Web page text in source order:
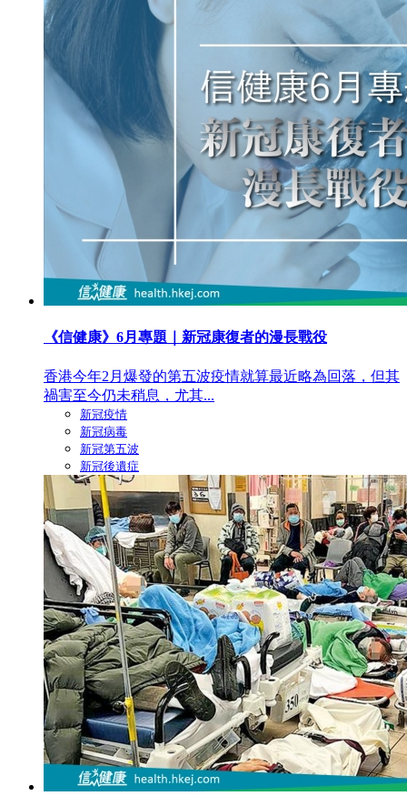
《信健康》6月專題｜新冠康復者的漫長戰役
香港今年2月爆發的第五波疫情就算最近略為回落，但其
禍害至今仍未稍息，尤其...
新冠疫情
新冠病毒
新冠第五波
新冠後遺症